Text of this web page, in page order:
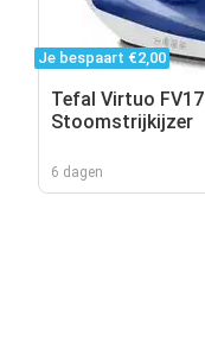
Je bespaart €2,00
Tefal Virtuo
Stoomstrijkijzer
6 dagen